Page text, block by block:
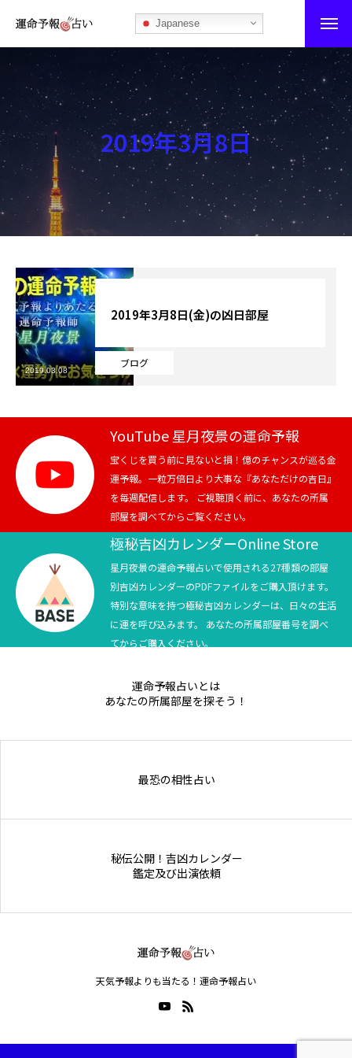
Japanese
運命予報占い
運命予報占いとは
あなたの所属部屋を探そう！
最恐の相性占い
秘伝公開！吉凶カレンダー
記事カテゴリー
ブログ
お知らせ
芸能界
テニス
スポーツ
競馬
テニス四大大会・五輪
テニス四大大会・五輪
2019年3月8日
ブログ
2019年3月8日(金)の凶日部屋
2019.03.08
YouTube 星月夜景の運命予報
宝くじを買う前に見ないと損！億のチャンスが巡る金
運予報。一粒万倍日より大事な『あなただけの吉日』
を毎週配信します。 ご視聴頂く前に、あなたの所属
部屋を調べてからご覧ください。
極秘吉凶カレンダーOnline Store
星月夜景の運命予報占いで使用される27種類の部屋
別吉凶カレンダーのPDFファイルをご購入頂けます。
特別な意味を持つ極秘吉凶カレンダーは、日々の生活
に運を呼び込みます。 あなたの所属部屋番号を調べ
てからご購入ください。
運命予報占いとは
あなたの所属部屋を探そう！
最恐の相性占い
秘伝公開！吉凶カレンダー
鑑定及び出演依頼
天気予報よりも当たる！運命予報占い